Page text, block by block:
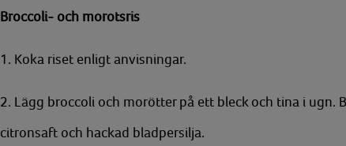
Broccoli- och morotsris
1. Koka riset enligt anvisningar.
2. Lägg broccoli och morötter på ett bleck och tina i ugn.
citronsaft och hackad bladpersilja.